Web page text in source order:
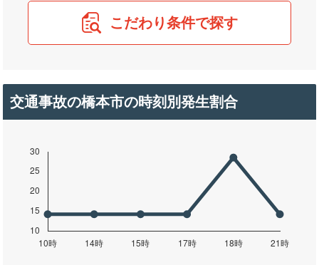
こだわり条件で探す
交通事故の橋本市の時刻別発生割合